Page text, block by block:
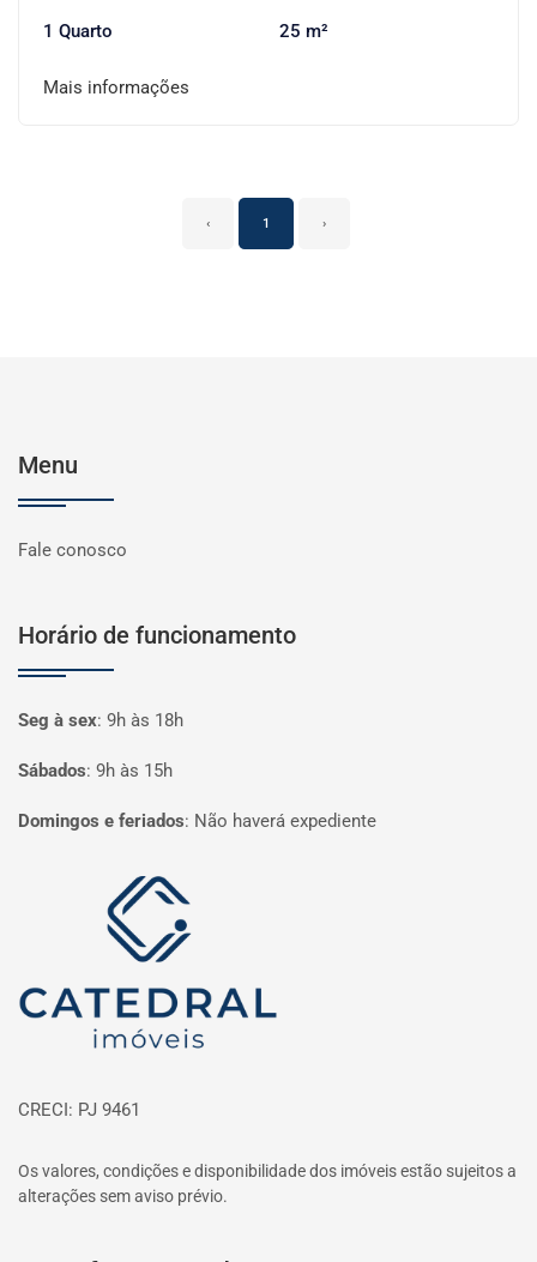
1 Quarto 25 m²
Mais informações
‹ 1 ›
Menu
Fale conosco
Horário de funcionamento
Seg à sex: 9h às 18h
Sábados: 9h às 15h
Domingos e feriados: Não haverá expediente
Página inicial
CRECI: PJ 9461
Os valores, condições e disponibilidade dos imóveis estão sujeitos a
alterações sem aviso prévio.